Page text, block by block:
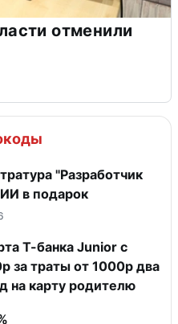
отменили
"Разработчик
в подарок
Т-банка Junior с
за траты от 1000р два
на карту родителю